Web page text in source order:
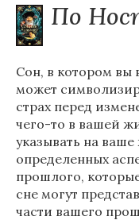
По
Сон, в котором вы
может
страх перед
чего-то в вашей
указывать на
определенных
прошлого,
сне могут
части вашего